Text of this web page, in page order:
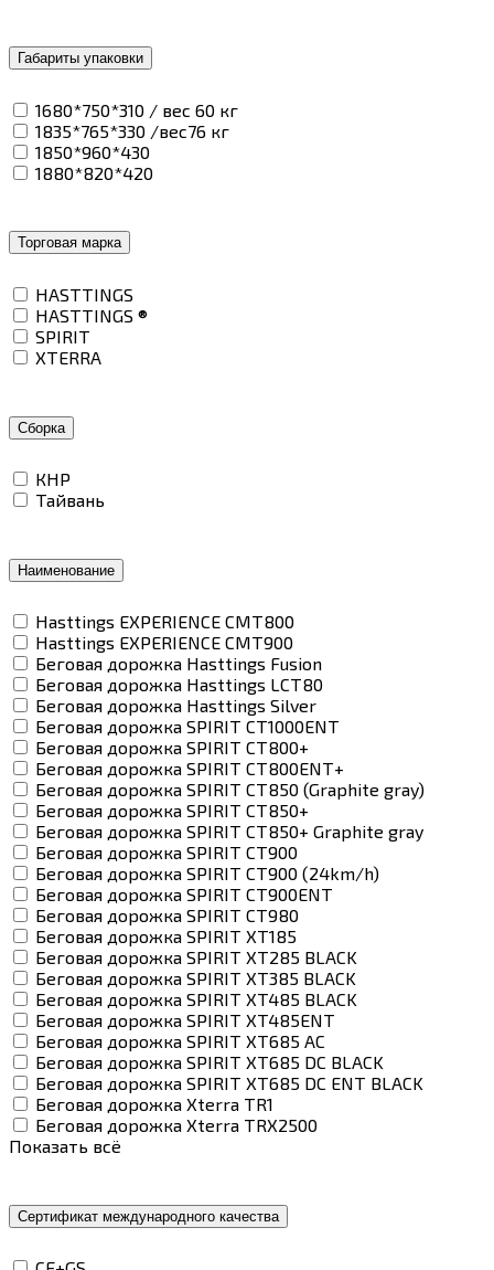
Габариты упаковки
1680*750*310 / вес 60 кг
1835*765*330 /вес76 кг
1850*960*430
1880*820*420
Торговая марка
HASTTINGS
HASTTINGS ®
SPIRIT
XTERRA
Сборка
КНР
Тайвань
Наименование
Hasttings EXPERIENCE CMT800
Hasttings EXPERIENCE CMT900
Беговая дорожка Hasttings Fusion
Беговая дорожка Hasttings LCT80
Беговая дорожка Hasttings Silver
Беговая дорожка SPIRIT CT1000ENT
Беговая дорожка SPIRIT CT800+
Беговая дорожка SPIRIT CT800ENT+
Беговая дорожка SPIRIT CT850 (Graphite gray)
Беговая дорожка SPIRIT CT850+
Беговая дорожка SPIRIT CT850+ Graphite gray
Беговая дорожка SPIRIT CT900
Беговая дорожка SPIRIT CT900 (24km/h)
Беговая дорожка SPIRIT CT900ENT
Беговая дорожка SPIRIT CT980
Беговая дорожка SPIRIT XT185
Беговая дорожка SPIRIT XT285 BLACK
Беговая дорожка SPIRIT XT385 BLACK
Беговая дорожка SPIRIT XT485 BLACK
Беговая дорожка SPIRIT XT485ENT
Беговая дорожка SPIRIT XT685 AC
Беговая дорожка SPIRIT XT685 DC BLACK
Беговая дорожка SPIRIT XT685 DC ENT BLACK
Беговая дорожка Xterra TR1
Беговая дорожка Xterra TRX2500
Показать всё
Сертификат международного качества